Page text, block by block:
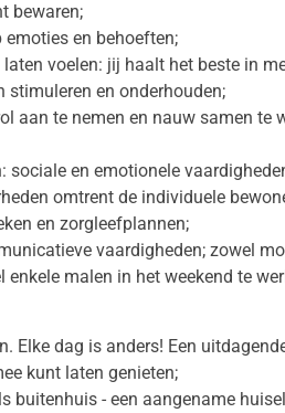
bewaren;
en behoeften;
voelen: jij haalt het beste in
stimuleren en onderhouden;
aan te nemen en nauw samen te
sociale en emotionele
omtrent de individuele
en zorgleefplannen;
vaardigheden; zowel
malen in het weekend te
Elke dag is anders! Een
kunt laten genieten;
buitenhuis - een aangename